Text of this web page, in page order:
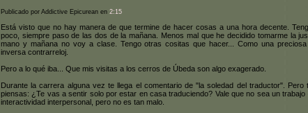
Publicado por Addictive Epicurean en 2:15
Está visto que no hay manera de que termine de hacer cosas a una hora decente.
poco, siempre paso de las dos de la mañana. Menos mal que he decidido tomarme la
mano y mañana no voy a clase. Tengo otras cositas que hacer... Como una preciosa
inversa contrarreloj.
Pero a lo qué iba... Que mis visitas a los cerros de Úbeda son algo exagerado.
Durante la carrera alguna vez te llega el comentario de "la soledad del traductor".
piensas: ¿Te vas a sentir solo por estar en casa traduciendo? Vale que no sea un trabajo
interactividad interpersonal, pero no es tan malo.